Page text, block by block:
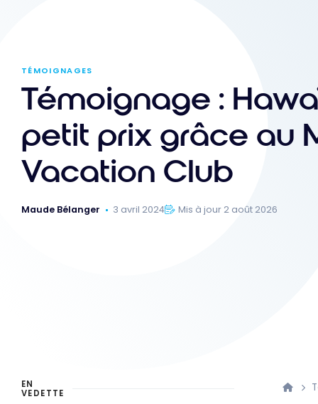
TÉMOIGNAGES
Témoignage :
petit prix grâce au
Vacation Club
Maude Bélanger 3 avril 2024 Mis à jour 2 août 2026
EN
VEDETTE